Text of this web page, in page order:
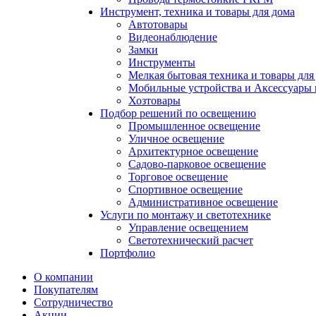
Инструмент, техника и товары для дома
Автотовары
Видеонаблюдение
Замки
Инструменты
Мелкая бытовая техника и товары для
Мобильные устройства и Аксессуары
Хозтовары
Подбор решений по освещению
Промышленное освещение
Уличное освещение
Архитектурное освещение
Садово-парковое освещение
Торговое освещение
Спортивное освещение
Административное освещение
Услуги по монтажу и светотехнике
Управление освещением
Светотехнический расчет
Портфолио
О компании
Покупателям
Сотрудничество